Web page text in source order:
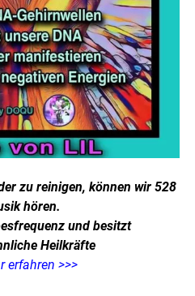
zu reinigen, können wir 528
hören.
und besitzt
Heilkräfte
erfahren >>>